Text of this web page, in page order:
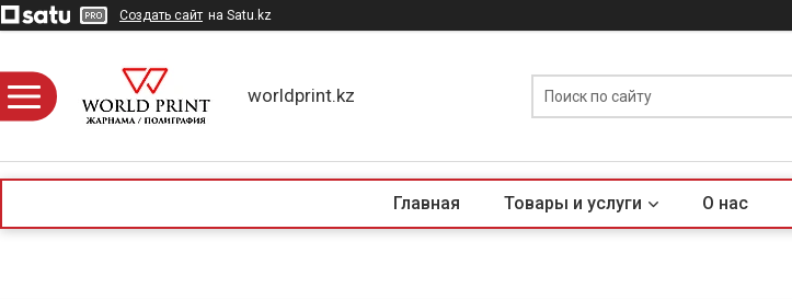
Создать сайт на Satu.kz
worldprint.kz
Главная Товары и услуги О нас